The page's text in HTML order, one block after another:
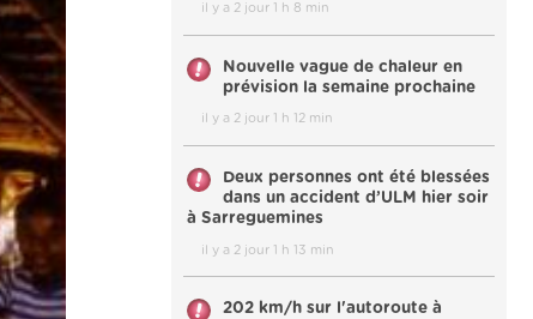
il y a 2 jour 1 h 8 min
Nouvelle vague de chaleur en
prévision la semaine prochaine
il y a 2 jour 1 h 12 min
Deux personnes ont été blessées
dans un accident d’ULM hier soir
à Sarreguemines
il y a 2 jour 1 h 13 min
202 km/h sur l'autoroute à